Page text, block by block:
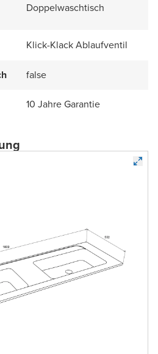
Doppelwaschtisch
Klick-Klack Ablaufventil
false
10 Jahre Garantie